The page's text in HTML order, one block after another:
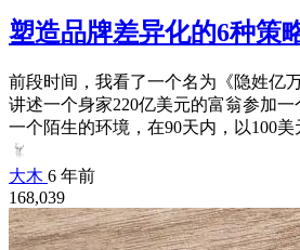
塑造品牌差异化的6种策
前段时间，我看了一个名为《隐姓亿
讲述一个身家220亿美元的富翁参加一
一个陌生的环境，在90天内，以100美
大木 6 年前
168,039